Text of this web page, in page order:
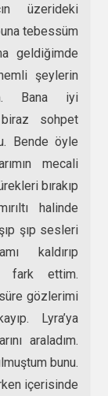
üzerideki
tebessüm
geldiğimde
şeylerin
Bana iyi
sohpet
Bende öyle
mecali
bırakıp
halinde
şıp sesleri
kaldırıp
fark ettim.
süre gözlerimi
Lyra’ya
araladım.
bunu.
içerisinde